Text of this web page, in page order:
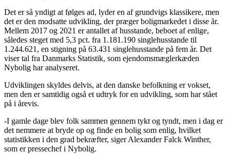
Det er så yndigt at følges ad, lyder en af grundvigs klassikere, men
det er den modsatte udvikling, der præger boligmarkedet i disse år.
Mellem 2017 og 2021 er antallet af husstande, beboet af enlige,
således steget med 5,3 pct. fra 1.181.190 singlehusstande til
1.244.621, en stigning på 63.431 singlehusstande på fem år. Det
viser tal fra Danmarks Statistik, som ejendomsmæglerkæden
Nybolig har analyseret.
Udviklingen skyldes delvis, at den danske befolkning er vokset,
men den er samtidig også et udtryk for en udvikling, som har stået
på i årevis.
-I gamle dage blev folk sammen gennem tykt og tyndt, men i dag er
det nemmere at bryde op og finde en bolig som enlig, hvilket
statistikken i den grad bekræfter, siger Alexander Falck Winther,
som er pressechef i Nybolig.